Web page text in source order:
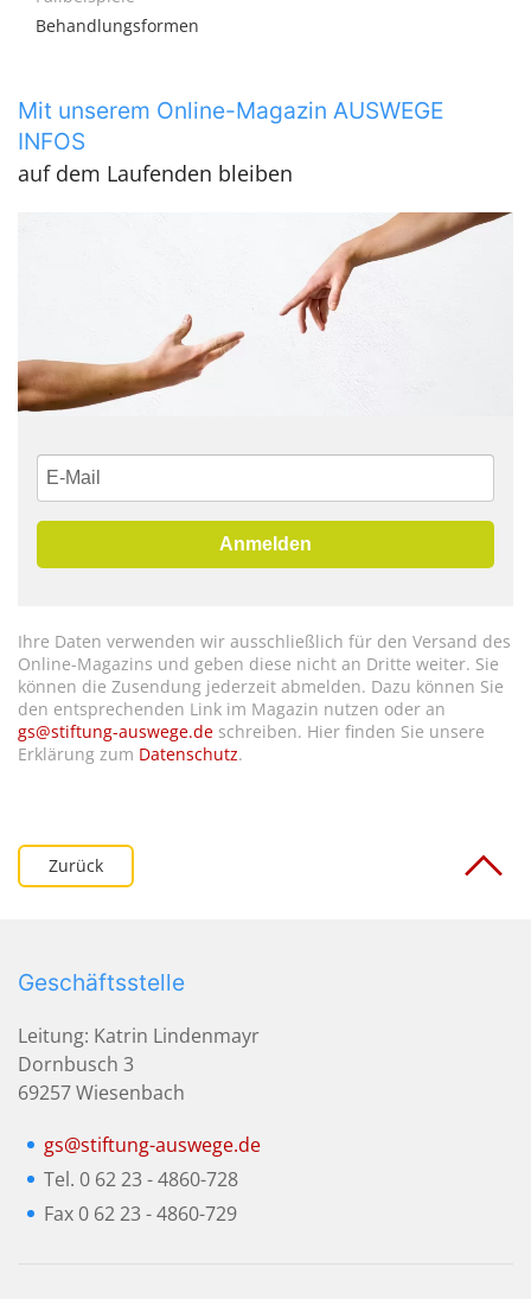
Behandlungsformen
Mit unserem Online-Magazin AUSWEGE
INFOS
auf dem Laufenden bleiben
Anmelden
Ihre Daten verwenden wir ausschließlich für den Versand des
Online-Magazins und geben diese nicht an Dritte weiter. Sie
können die Zusendung jederzeit abmelden. Dazu können Sie
den entsprechenden Link im Magazin nutzen oder an
gs@stiftung-auswege.de schreiben. Hier finden Sie unsere
Erklärung zum Datenschutz.
Zurück
Geschäftsstelle
Leitung: Katrin Lindenmayr
Dornbusch 3
69257 Wiesenbach
gs@stiftung-auswege.de
Tel. 0 62 23 - 4860-728
Fax 0 62 23 - 4860-729